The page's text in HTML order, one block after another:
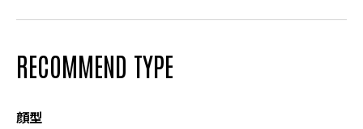
RECOMMEND TYPE
顔型